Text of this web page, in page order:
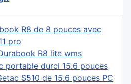
R8 lite wms
S510 de 15.6 pouces PC